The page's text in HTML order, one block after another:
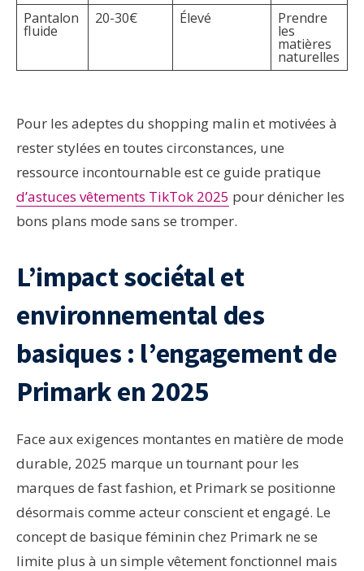
Pantalon
fluide
20-30€ Élevé Prendre
les
matières
naturelles
Pour les adeptes du shopping malin et motivées à
rester stylées en toutes circonstances, une
ressource incontournable est ce guide pratique
d’astuces vêtements TikTok 2025 pour dénicher les
bons plans mode sans se tromper.
L’impact sociétal et
environnemental des
basiques : l’engagement de
Primark en 2025
Face aux exigences montantes en matière de mode
durable, 2025 marque un tournant pour les
marques de fast fashion, et Primark se positionne
désormais comme acteur conscient et engagé. Le
concept de basique féminin chez Primark ne se
limite plus à un simple vêtement fonctionnel mais